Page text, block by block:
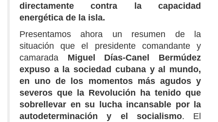
directamente contra la capacidad
energética de la isla.
Presentamos ahora un resumen de la
situación que el presidente comandante y
camarada Miguel Días-Canel Bermúdez
expuso a la sociedad cubana y al mundo,
en uno de los momentos más agudos y
severos que la Revolución ha tenido que
sobrellevar en su lucha incansable por la
autodeterminación y el socialismo. El